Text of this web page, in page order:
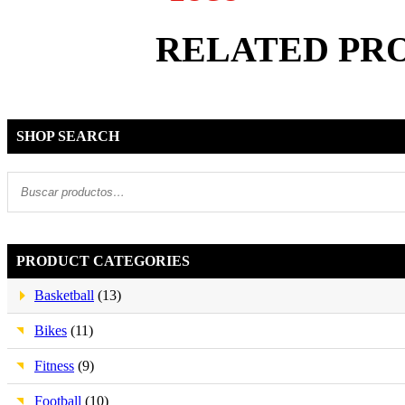
RELATED
SHOP SEARCH
PRODUCT CATEGORIES
Basketball (13)
Bikes (11)
Fitness (9)
Football (10)